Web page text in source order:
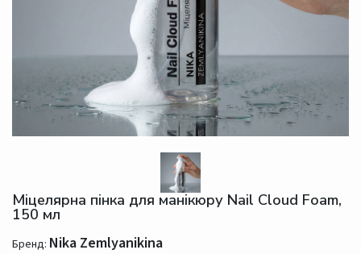
Міцелярна пінка для манікюру Nail Cloud Foam,
150 мл
Бренд: Nika Zemlyanikina